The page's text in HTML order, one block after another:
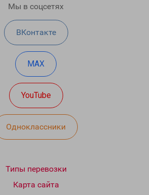
Мы в соцсетях
ВКонтакте
MAX
YouTube
Одноклассники
Типы перевозки
Карта сайта